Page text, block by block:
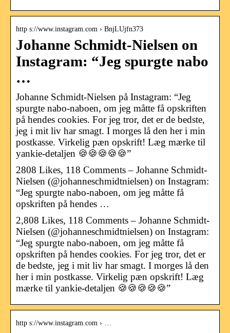
http s://www.instagram.com › BnjLUjfn373
Johanne Schmidt-Nielsen on
Instagram: “Jeg spurgte nabo
…
Johanne Schmidt-Nielsen på Instagram: “Jeg
spurgte nabo-naboen, om jeg måtte få opskriften
på hendes cookies. For jeg tror, det er de bedste,
jeg i mit liv har smagt. I morges lå den her i min
postkasse. Virkelig pæn opskrift! Læg mærke til
yankie-detaljen 🍪🍪🍪🍪🍪”
2808 Likes, 118 Comments – Johanne Schmidt-
Nielsen (@johanneschmidtnielsen) on Instagram:
“Jeg spurgte nabo-naboen, om jeg måtte få
opskriften på hendes …
2,808 Likes, 118 Comments – Johanne Schmidt-
Nielsen (@johanneschmidtnielsen) on Instagram:
“Jeg spurgte nabo-naboen, om jeg måtte få
opskriften på hendes cookies. For jeg tror, det er
de bedste, jeg i mit liv har smagt. I morges lå den
her i min postkasse. Virkelig pæn opskrift! Læg
mærke til yankie-detaljen 🍪🍪🍪🍪🍪”
http s://www.instagram.com › …